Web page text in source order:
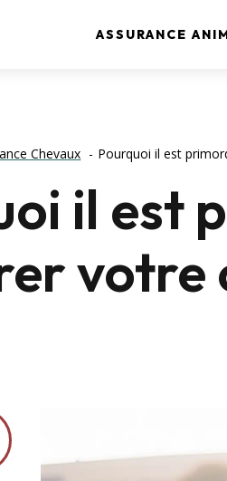
ASSURANCE
Chevaux Pourquoi il est
il est
votre